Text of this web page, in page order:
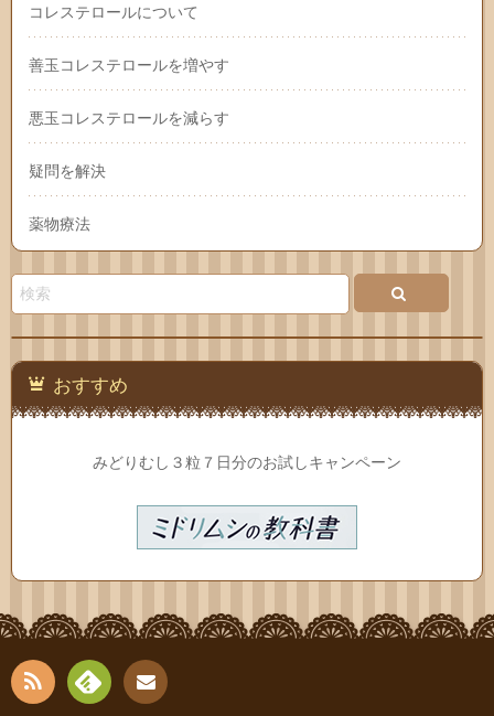
コレステロールについて
善玉コレステロールを増やす
悪玉コレステロールを減らす
疑問を解決
薬物療法
おすすめ
みどりむし３粒７日分のお試しキャンペーン